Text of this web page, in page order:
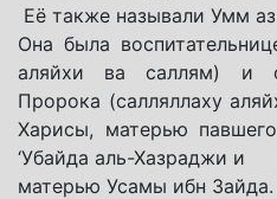
Её также называли Умм
Она была
аляйхи ва саллям) и
Пророка (салляллаху
Харисы, матерью
‘Убайда аль-Хазраджи и
матерью Усамы ибн Зайда.